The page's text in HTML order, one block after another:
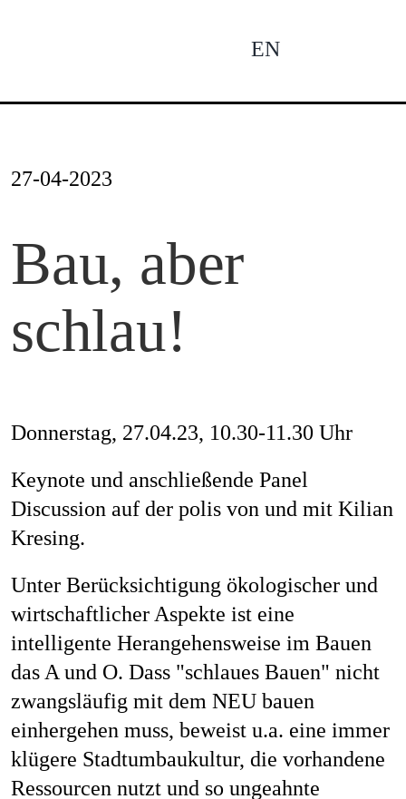
EN
27-04-2023
Bau, aber
schlau!
Donnerstag, 27.04.23, 10.30-11.30 Uhr
Keynote und anschließende Panel
Discussion auf der polis von und mit Kilian
Kresing.
Unter Berücksichtigung ökologischer und
wirtschaftlicher Aspekte ist eine
intelligente Herangehensweise im Bauen
das A und O. Dass "schlaues Bauen" nicht
zwangsläufig mit dem NEU bauen
einhergehen muss, beweist u.a. eine immer
klügere Stadtumbaukultur, die vorhandene
Ressourcen nutzt und so ungeahnte